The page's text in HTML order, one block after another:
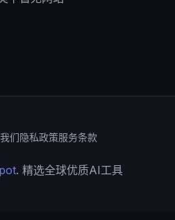
们隐私政策服务条款
. 精选全球优质AI工具